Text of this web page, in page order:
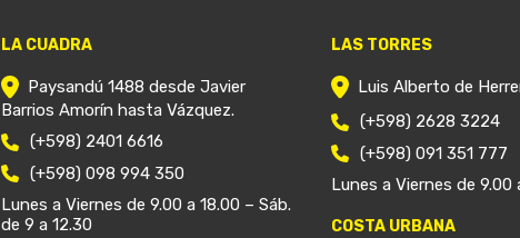
LA CUADRA
Paysandú 1488 desde Javier
Barrios Amorín hasta Vázquez.
(+598) 2401 6616
(+598) 098 994 350
Lunes a Viernes de 9.00 a 18.00 – Sáb.
de 9 a 12.30
LAS TORRES
Luis Alberto de
(+598) 2628 3224
(+598) 091 351 777
Lunes a Viernes de 9.00
COSTA URBANA